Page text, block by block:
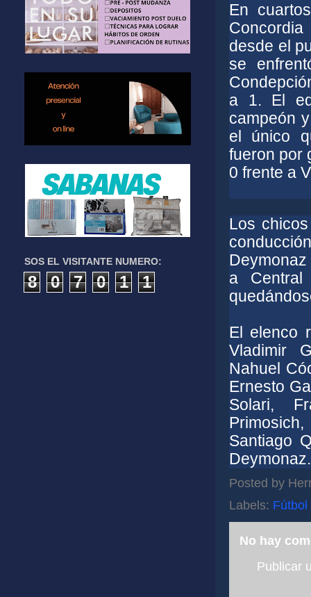
En
desde el
se
a 1. El
campeón
el único
fueron por
0 frente a
Los
a
El elenco
Vladimir
Nahuel
Ernesto
Solari,
Santiago
Deymonaz.
Posted by
Labels: Fútbol
No hay
Publicar
SOS EL VISITANTE NUMERO:
8 0 7 0 1 1